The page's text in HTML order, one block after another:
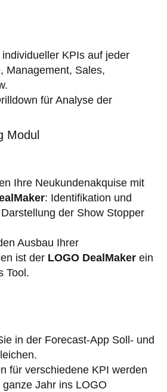
KPIs auf jeder
Management, Sales,
für Analyse der
Modul
Ihre Neukundenakquise mit
: Identifikation und
der Show Stopper
Ausbau Ihrer
ist der LOGO DealMaker ein
Tool.
in der Forecast-App Soll- und
für verschiedene KPI werden
Jahr ins LOGO